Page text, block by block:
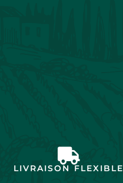
LIVRAISON FLEXIBLE